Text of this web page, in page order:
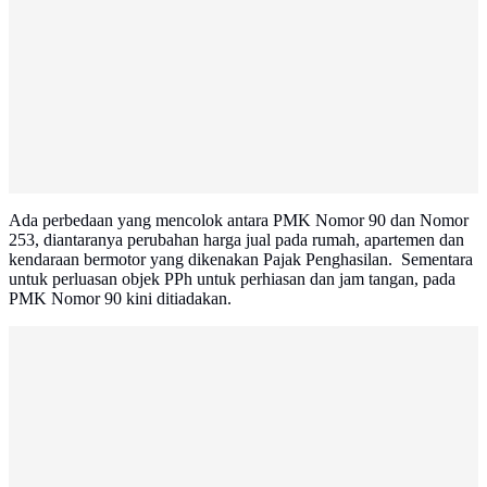
Ada perbedaan yang mencolok antara PMK Nomor 90 dan Nomor
253, diantaranya perubahan harga jual pada rumah, apartemen dan
kendaraan bermotor yang dikenakan Pajak Penghasilan. Sementara
untuk perluasan objek PPh untuk perhiasan dan jam tangan, pada
PMK Nomor 90 kini ditiadakan.